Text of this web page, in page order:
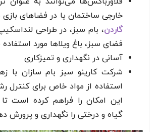
خارجی ساختمان یا در فضاهای بازی
گاردن، بام سبز، در طراحی
فضای سبز، باغ ویلاها مورد استفاده
آسانی در نگهداری و تمیزکاری
شرکت کارینو سبز بام سازان با
استفاده از مواد خاص برای کنترل
این امکان را فراهم کرده است تا
گیاه و درختی را نگهداری و پرورش